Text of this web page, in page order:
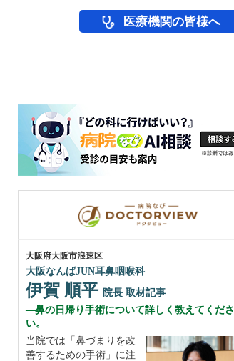
医療機関の皆様へ
大阪府大阪市浪速区
大阪なんばJUN耳鼻咽喉科
伊賀 順平 院長 取材記事
鼻の日帰り手術について詳しく教えてくださ
い。
当院では「鼻づまりを改
善するための手術」に注